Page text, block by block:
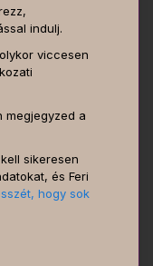
indulj.
viccesen
megjegyzed a
sikeresen
és Feri
hogy sok